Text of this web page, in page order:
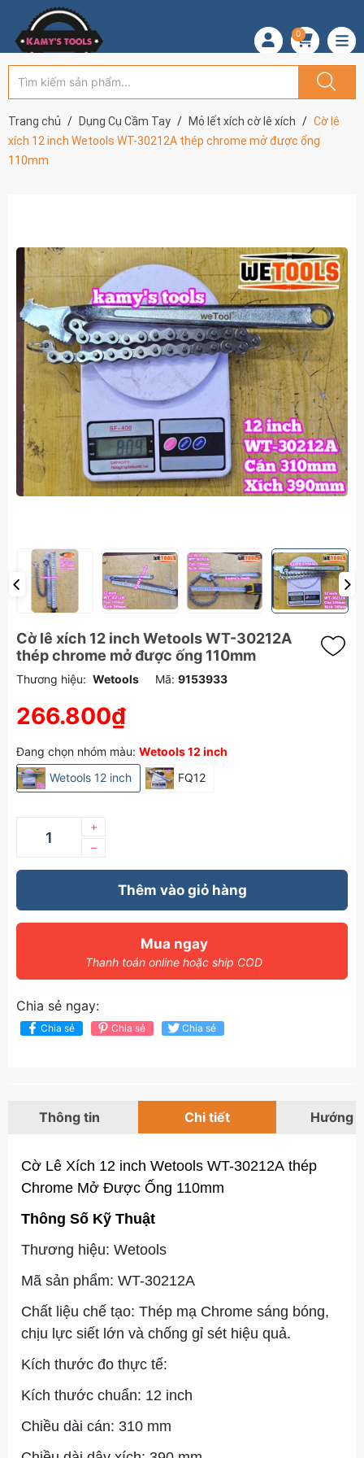
0
Trang chủ Dụng Cụ Cầm Tay Mỏ lết xích cờ lê xích
Cờ lê
xích 12 inch Wetools WT-30212A thép chrome mở được ống
110mm
Cờ lê xích 12 inch Wetools WT-30212A
thép chrome mở được ống 110mm
Thương hiệu: Wetools Mã: 9153933
266.800₫
Đang chọn nhóm màu: Wetools 12 inch
Wetools 12 inch
FQ12
–
+
Thêm vào giỏ hàng
Mua ngay
Thanh toán online hoặc ship COD
Chia sẻ ngay:
Chia sẻ Chia sẻ Chia sẻ
Thông tin Chi tiết Hướng
Cờ Lê Xích 12 inch Wetools WT-30212A thép
Chrome Mở Được Ống 110mm
Thông Số Kỹ Thuật
Thương hiệu: Wetools
Mã sản phẩm: WT-30212A
Chất liệu chế tạo: Thép mạ Chrome sáng bóng,
chịu lực siết lớn và chống gỉ sét hiệu quả.
Kích thước đo thực tế:
Kích thước chuẩn: 12 inch
Chiều dài cán: 310 mm